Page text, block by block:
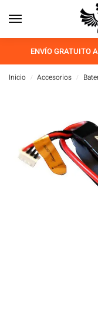
ENVÍO GRATUITO
Inicio / Accesorios /